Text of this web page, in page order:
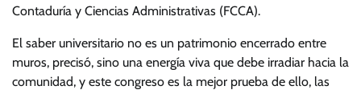
Contaduría y Ciencias Administrativas (FCCA).
El saber universitario no es un patrimonio encerrado entre
muros, precisó, sino una energía viva que debe irradiar hacia la
comunidad, y este congreso es la mejor prueba de ello, las